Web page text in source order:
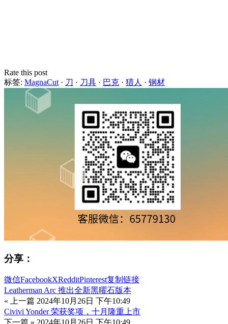
Rate this post
标签: MagnaCut · 刀 · 刀具 · 巴克 · 猎人 · 钢材
分享：
微信FacebookXRedditPinterest复制链接
Leatherman Arc 推出全新黑曜石版本
« 上一篇 2024年10月26日 下午10:49
Civivi Yonder 荣获奖项，十月隆重上市